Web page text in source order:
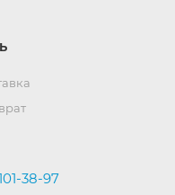
38-97